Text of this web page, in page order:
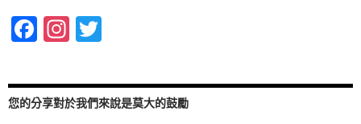
F
e
b
In
ag
ra
itt
er
您的分享對於我們來說是莫大的鼓勵